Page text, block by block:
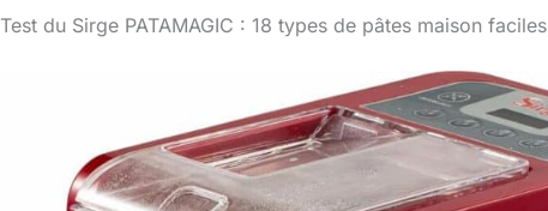
Test du Sirge PATAMAGIC : 18 types de pâtes maison faciles